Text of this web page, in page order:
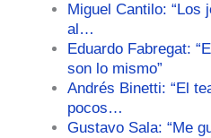
Miguel Cantilo: “Los
al…
Eduardo Fabregat:
son lo mismo”
Andrés Binetti: “El
pocos…
Gustavo Sala: “Me